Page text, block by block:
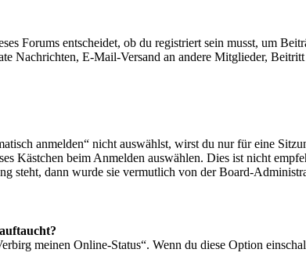
Forums entscheidet, ob du registriert sein musst, um
Nachrichten, E-Mail-Versand an andere Mitglieder,
anmelden“ nicht auswählst, wirst du nur für eine
Kästchen beim Anmelden auswählen. Dies ist nicht
steht, dann wurde sie vermutlich von der Board-
meinen Online-Status“. Wenn du diese Option